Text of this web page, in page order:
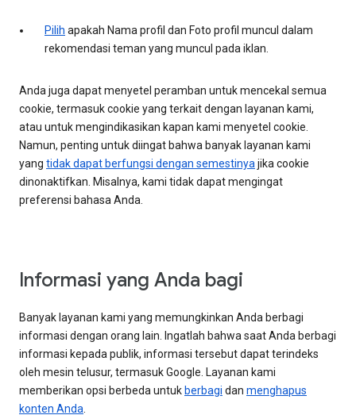
Pilih apakah Nama profil dan Foto profil muncul dalam
rekomendasi teman yang muncul pada iklan.
Anda juga dapat menyetel peramban untuk mencekal semua
cookie, termasuk cookie yang terkait dengan layanan kami,
atau untuk mengindikasikan kapan kami menyetel cookie.
Namun, penting untuk diingat bahwa banyak layanan kami
yang tidak dapat berfungsi dengan semestinyajika cookie
dinonaktifkan. Misalnya, kami tidak dapat mengingat
preferensi bahasa Anda.
Informasi yang Anda bagi
Banyak layanan kami yang memungkinkan Anda berbagi
informasi dengan orang lain. Ingatlah bahwa saat Anda berbagi
informasi kepada publik, informasi tersebut dapat terindeks
oleh mesin telusur, termasuk Google. Layanan kami
memberikan opsi berbeda untuk berbagi dan menghapus
konten Anda.